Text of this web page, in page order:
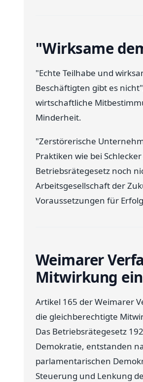
"Wirksame
"Echte Teilhabe und
Beschäftigten gibt es
wirtschaftliche
Minderheit.
"Zerstörerische
Praktiken wie bei
Betriebsrätegesetz noch
Arbeitsgesellschaft der
Voraussetzungen für
Weimarer
Mitwirkung ein
Artikel 165 der Weimarer
die gleichberechtigte
Das Betriebsrätegesetz
Demokratie, entstanden
parlamentarischen
Steuerung und Lenkung